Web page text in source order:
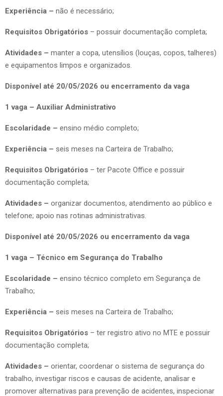
Experiência – não é necessário;
Requisitos Obrigatórios – possuir documentação completa;
Atividades – manter a copa, utensílios (louças, copos, talheres)
e equipamentos limpos e organizados.
Disponível até 20/05/2026 ou encerramento da vaga
1 vaga – Auxiliar Administrativo
Escolaridade – ensino médio completo;
Experiência – seis meses na Carteira de Trabalho;
Requisitos Obrigatórios – ter Pacote Office e possuir
documentação completa;
Atividades – organizar documentos, atendimento ao público e
telefone; apoio nas rotinas administrativas.
Disponível até 20/05/2026 ou encerramento da vaga
1 vaga – Técnico em Segurança do Trabalho
Escolaridade – ensino técnico completo em Segurança de
Trabalho;
Experiência – seis meses na Carteira de Trabalho;
Requisitos Obrigatórios – ter registro ativo no MTE e possuir
documentação completa;
Atividades – orientar, coordenar o sistema de segurança do
trabalho, investigar riscos e causas de acidente, analisar e
promover alternativas para prevenção de acidentes, inspecionar